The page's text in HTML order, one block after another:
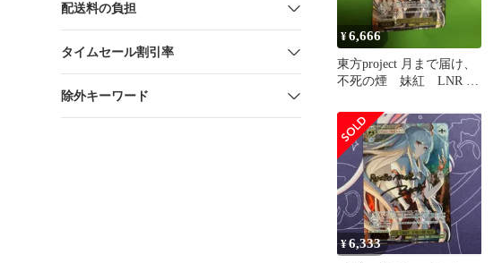
配送料の負担
タイムセール割引率
除外キーワード
¥6,666
東方project 月まで届け、
不死の煙 妹紅 LNR サ
¥6,333